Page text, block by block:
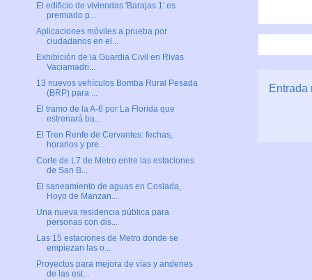
Entrada
El edificio de viviendas 'Barajas 1' es
premiado p...
Aplicaciones móviles a prueba por
ciudadanos en el...
Exhibición de la Guardia Civil en Rivas
Vaciamadri...
13 nuevos vehículos Bomba Rural Pesada
(BRP) para ...
El tramo de la A-6 por La Florida que
estrenará ba...
El Tren Renfe de Cervantes: fechas,
horarios y pre...
Corte de L7 de Metro entre las estaciones
de San B...
El saneamiento de aguas en Coslada,
Hoyo de Manzan...
Una nueva residencia pública para
personas con dis...
Las 15 estaciones de Metro donde se
empiezan las o...
Proyectos para mejora de vías y andenes
de las est...